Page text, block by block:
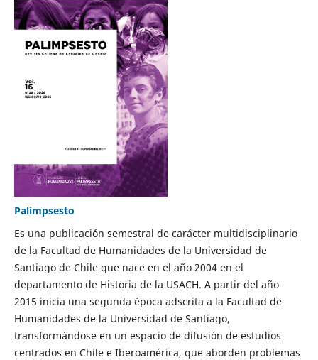
Palimpsesto
Es una publicación semestral de carácter multidisciplinario
de la Facultad de Humanidades de la Universidad de
Santiago de Chile que nace en el año 2004 en el
departamento de Historia de la USACH. A partir del año
2015 inicia una segunda época adscrita a la Facultad de
Humanidades de la Universidad de Santiago,
transformándose en un espacio de difusión de estudios
centrados en Chile e Iberoamérica, que aborden problemas